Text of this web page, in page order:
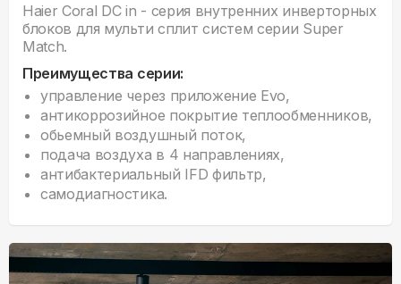
Haier Coral DC in - серия внyтренних инверторных
блоков для мульти сплит систем серии Super
Match.
Преимущества серии:
управление через приложение Evo,
антикоррозийное покрытие теплообменников,
обьемный воздушный поток,
подача воздуха в 4 направлениях,
антибактериальный IFD фильтр,
самодиагностика.